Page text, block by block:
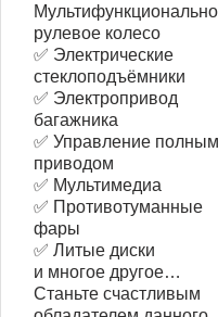
рулевое колесо
✅ Электрические
стеклоподъёмники
✅ Электропривод
багажника
✅ Управление полным
приводом
✅ Мультимедиа
✅ Противотуманные
фары
✅ Литые диски
и многое другое…
Станьте счастливым